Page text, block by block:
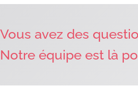
Vous avez des
Notre équipe est là